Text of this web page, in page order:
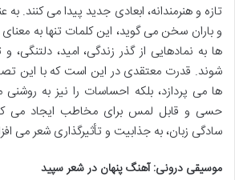
تازه و هنرمندانه، ابعادی جدید پیدا می کنند.
و باران سخن می گوید، این کلمات تنها به
ها به نمادهایی از گذر زندگی، امید،
شوند. قدرت معتقدی در این است که با این
ها می پردازد، بلکه احساسات را نیز به
حسی و قابل لمس برای مخاطب ایجاد می
سادگی زبان، به جذابیت و تأثیرگذاری شعر می
موسیقی درونی: آهنگ پنهان در شعر سپید